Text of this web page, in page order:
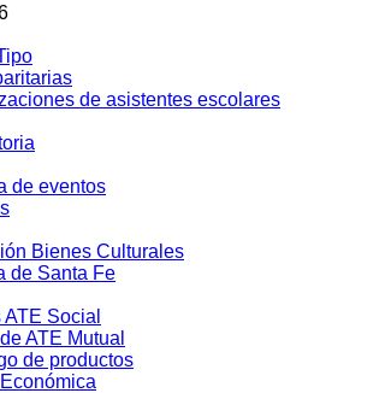
de asistentes escolares
de eventos
Bienes Culturales
de Santa Fe
Social
ATE Mutual
de productos